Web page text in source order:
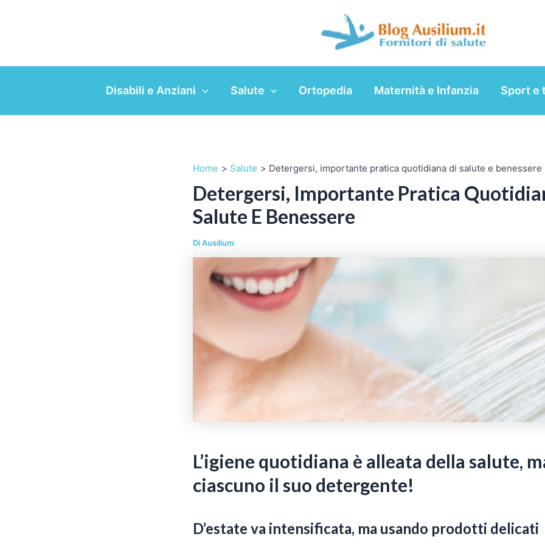
Disabili e Anziani Salute Ortopedia Maternità e Infanzia Sport e
Home Salute Detergersi, importante pratica quotidiana di salute e benessere
Detergersi, Importante Pratica
Salute E Benessere
DiAusilium
L’igiene quotidiana è alleata della salute,
ciascuno il suo detergente!
D’estate va intensificata, ma usando prodotti delicati